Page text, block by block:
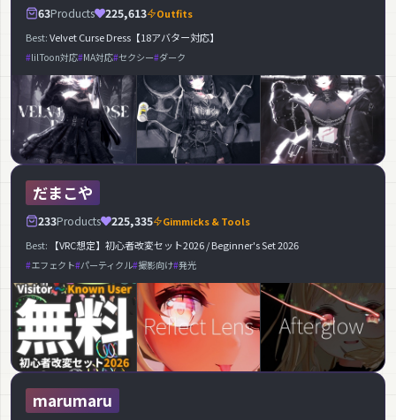
63Products 225,613
Outfits
Best:Velvet Curse Dress【18アバター対応】
lilToon対応 MA対応 セクシー ダーク
だまこや
233Products 225,335
Gimmicks & Tools
Best:
【VRC想定】初心者改変セット2026 / Beginner's Set 2026
エフェクト パーティクル 撮影向け 発光
marumaru